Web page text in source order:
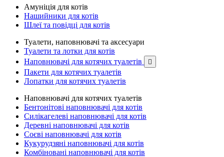
Амуніція для котів
Нашийники для котів
Шлеї та повідці для котів
Туалети, наповнювачі та аксесуари
Туалети та лотки для котів
Наповнювачі для котячих туалетів

Пакети для котячих туалетів
Лопатки для котячих туалетів
Наповнювачі для котячих туалетів
Бентонітові наповнювачі для котів
Силікагелеві наповнювачі для котів
Деревні наповнювачі для котів
Соєві наповнювачі для котів
Кукурудзяні наповнювачі для котів
Комбіновані наповнювачі для котів